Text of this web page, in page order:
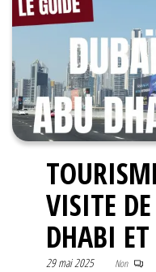
VISITE
DHABI
29 mai 2025 Non